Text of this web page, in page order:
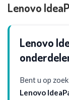
Lenovo
Lenovo
Bent u op
Lenovo